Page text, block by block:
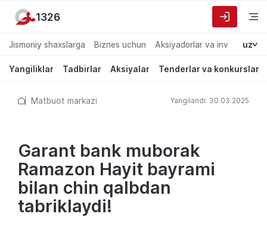
Jismoniy shaxslarga Biznes uchun Aksiyadorlar va investorlarga
uz
Yangiliklar Tadbirlar Aksiyalar Tenderlar va konkurslar
1326
Matbuot markazi Yangilandi: 30.03.2025
Garant bank muborak
Ramazon Hayit bayrami
bilan chin qalbdan
tabriklaydi!